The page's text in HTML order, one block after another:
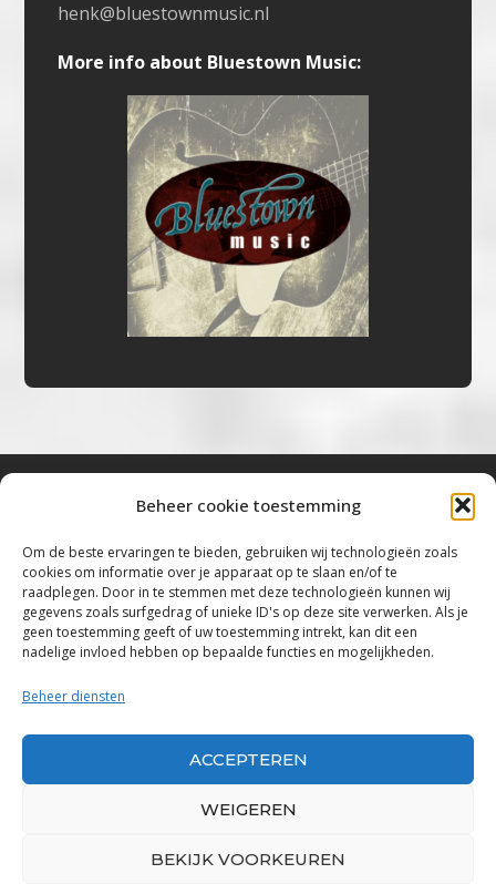
Beheer cookie toestemming
Om de beste ervaringen te bieden, gebruiken wij technologieën zoals
cookies om informatie over je apparaat op te slaan en/of te
raadplegen. Door in te stemmen met deze technologieën kunnen wij
gegevens zoals surfgedrag of unieke ID's op deze site verwerken. Als je
geen toestemming geeft of uw toestemming intrekt, kan dit een
nadelige invloed hebben op bepaalde functies en mogelijkheden.
Beheer diensten
ACCEPTEREN
WEIGEREN
BEKIJK VOORKEUREN
henk@bluestownmusic.nl
More info about Bluestown Music:
“Voor de mooiste Blues, Rock, Roots &
Americana”
Copyright 2019 – 2026 Bluestown Music – All